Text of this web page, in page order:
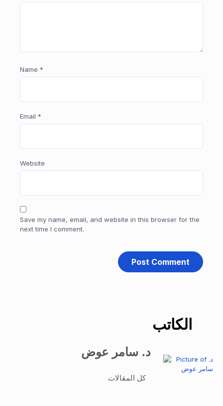
Name *
Email *
Website
Save my name, email, and website in this browser for the
next time I comment.
الكاتب
د. سامر عوض
كل المقالات